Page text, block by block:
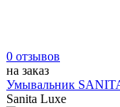
0 отзывов
на заказ
Умывальник
Sanita Luxe